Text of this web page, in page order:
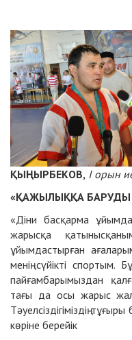
ҚЫҢЫРБЕКОВ, І орын
«ҚАЖЫЛЫҚҚА БАРУДЫ
«Діни басқарма
жарысқа
ұйымдастырған
менің сүйікті спортым.
пайғамбарымыздан
тағы да осы жарыс
Тәуелсіздігіміздің
көріне берейік